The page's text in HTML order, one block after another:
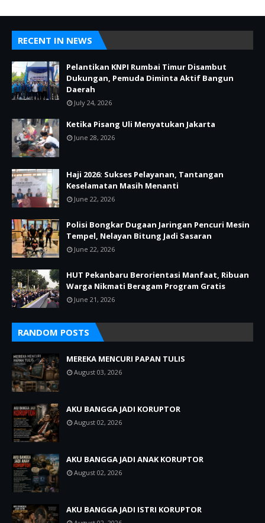
RECENT IN NEWS
Pelantikan KNPI Rumbai Timur Disambut
Dukungan, Pemuda Diminta Aktif Bangun
Daerah
July 24, 2026
Ketika Pisang Uli Menyatukan Jakarta
June 28, 2026
Haji 2026: Sukses Pelayanan, Tantangan
Keselamatan Masih Menanti
June 22, 2026
Polisi Bongkar Dugaan Jaringan Pencuri Mesin
Tempel, Nelayan Bitung Jadi Sasaran
June 22, 2026
HUT Pekanbaru Berorientasi Manfaat, Ribuan
Warga Nikmati Beragam Program Gratis
June 21, 2026
RANDOM POSTS
MEREKA MENCURI PAPAN TULIS
August 03, 2026
AKU BANGGA JADI KORUPTOR
August 02, 2026
AKU BANGGA JADI ANAK KORUPTOR
August 02, 2026
AKU BANGGA JADI ISTRI KORUPTOR